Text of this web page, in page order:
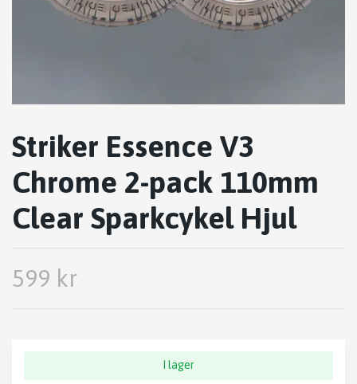
Striker Essence V3
Chrome 2-pack 110mm
Clear Sparkcykel Hjul
599 kr
I lager